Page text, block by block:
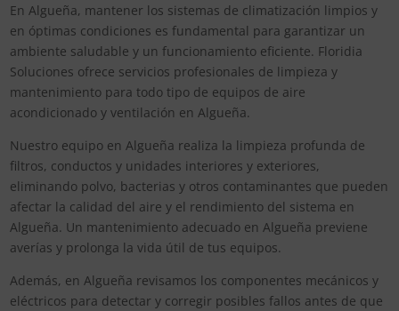
En Algueña, mantener los sistemas de climatización limpios y
en óptimas condiciones es fundamental para garantizar un
ambiente saludable y un funcionamiento eficiente. Floridia
Soluciones ofrece servicios profesionales de limpieza y
mantenimiento para todo tipo de equipos de aire
acondicionado y ventilación en Algueña.
Nuestro equipo en Algueña realiza la limpieza profunda de
filtros, conductos y unidades interiores y exteriores,
eliminando polvo, bacterias y otros contaminantes que pueden
afectar la calidad del aire y el rendimiento del sistema en
Algueña. Un mantenimiento adecuado en Algueña previene
averías y prolonga la vida útil de tus equipos.
Además, en Algueña revisamos los componentes mecánicos y
eléctricos para detectar y corregir posibles fallos antes de que